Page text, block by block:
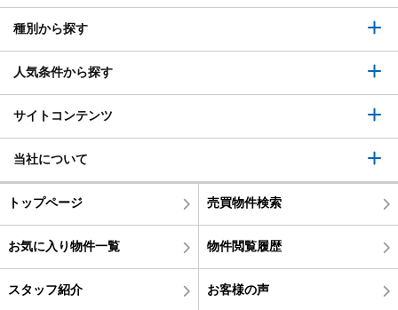
種別から探す
人気条件から探す
サイトコンテンツ
当社について
トップページ 売買物件検索
お気に入り物件一覧 物件閲覧履歴
スタッフ紹介 お客様の声